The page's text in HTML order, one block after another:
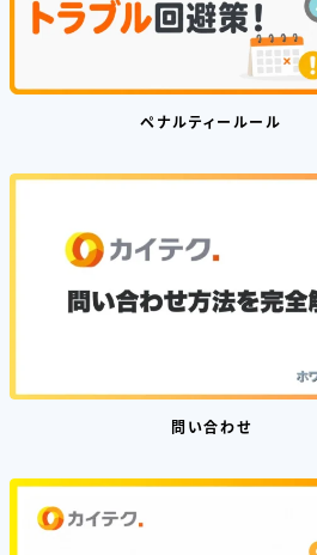
ペナルティールール
問い合わせ